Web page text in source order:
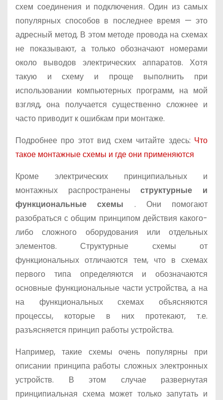
схем соединения и подключения. Один из самых
популярных способов в последнее время — это
адресный метод. В этом методе провода на схемах
не показывают, а только обозначают номерами
около выводов электрических аппаратов. Хотя
такую и схему и проще выполнить при
использовании компьютерных программ, на мой
взгляд, она получается существенно сложнее и
часто приводит к ошибкам при монтаже.
Подробнее про этот вид схем читайте здесь: Что
такое монтажные схемы и где они применяются
Кроме электрических принципиальных и
монтажных распространеныструктурные и
функциональные схемы . Они помогают
разобраться с общим принципом действия какого-
либо сложного оборудования или отдельных
элементов. Структурные схемы от
функциональных отличаются тем, что в схемах
первого типа определяются и обозначаются
основные функциональные части устройства, а на
на функциональных схемах объясняются
процессы, которые в них протекают, т.е.
разъясняется принцип работы устройства.
Например, такие схемы очень популярны при
описании принципа работы сложных электронных
устройств. В этом случае развернутая
принципиальная схема может только запутать и